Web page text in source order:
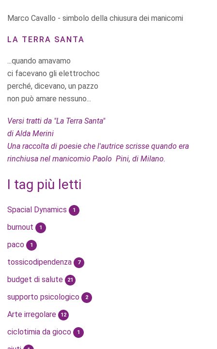
Marco Cavallo - simbolo della chiusura dei manicomi
LA TERRA SANTA
...quando amavamo
ci facevano gli elettrochoc
perché, dicevano, un pazzo
non può amare nessuno...
Versi tratti da "La Terra Santa"
di Alda Merini
Una raccolta di poesie che l'autrice scrisse quando era
rinchiusa nel manicomio Paolo Pini, di Milano.
I tag più letti
Spacial Dynamics 1
burnout 1
paco 1
tossicodipendenza 7
budget di salute 21
supporto psicologico 2
Arte irregolare 12
ciclotimia da gioco 1